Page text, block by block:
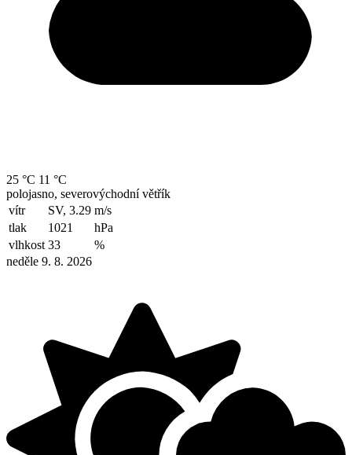
25 °C 11 °C
polojasno, severovýchodní větřík
vítr
SV, 3.29 m/s
tlak
1021
hPa
vlhkost 33
%
neděle 9. 8. 2026